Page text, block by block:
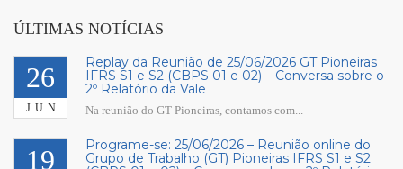
ÚLTIMAS NOTÍCIAS
26
JUN
Replay da Reunião de 25/06/2026 GT Pioneiras
IFRS S1 e S2 (CBPS 01 e 02) – Conversa sobre o
2º Relatório da Vale
Na reunião do GT Pioneiras, contamos com...
19
Programe-se: 25/06/2026 – Reunião online do
Grupo de Trabalho (GT) Pioneiras IFRS S1 e S2